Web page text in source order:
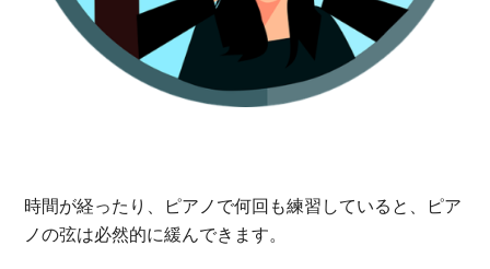
時間が経ったり、ピアノで何回も練習していると、ピア
ノの弦は必然的に緩んできます。